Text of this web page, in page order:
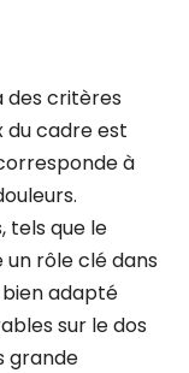
des critères
du cadre est
à
tels que le
un rôle clé dans
bien adapté
sur le dos
grande